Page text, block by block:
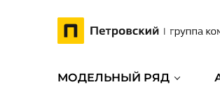
МОДЕЛЬНЫЙ РЯД